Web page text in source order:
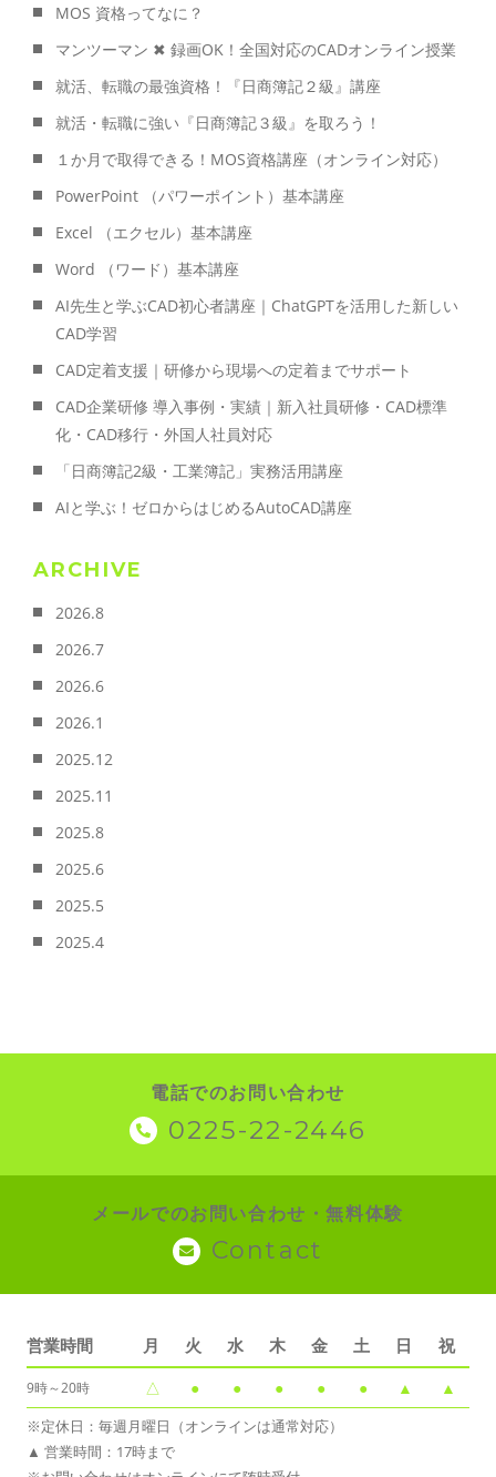
MOS 資格ってなに？
マンツーマン ✖ 録画OK！全国対応のCADオンライン授業
就活、転職の最強資格！『日商簿記２級』講座
就活・転職に強い『日商簿記３級』を取ろう！
１か月で取得できる！MOS資格講座（オンライン対応）
PowerPoint （パワーポイント）基本講座
Excel （エクセル）基本講座
Word （ワード）基本講座
AI先生と学ぶCAD初心者講座｜ChatGPTを活用した新しい
CAD学習
CAD定着支援｜研修から現場への定着までサポート
CAD企業研修 導入事例・実績｜新入社員研修・CAD標準
化・CAD移行・外国人社員対応
「日商簿記2級・工業簿記」実務活用講座
AIと学ぶ！ゼロからはじめるAutoCAD講座
ARCHIVE
2026.8
2026.7
2026.6
2026.1
2025.12
2025.11
2025.8
2025.6
2025.5
2025.4
電話でのお問い合わせ
0225-22-2446
メールでのお問い合わせ・無料体験
Contact
営業時間 月 火 水 木 金 土 日 祝
9時～20時 △ ● ● ● ● ● ▲ ▲
※定休日：毎週月曜日（オンラインは通常対応）
▲ 営業時間：17時まで